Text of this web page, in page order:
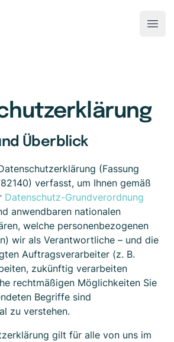
Überblick
(Fassung
verfasst, um Ihnen gemäß
Datenschutz-Grundverordnung
anwendbaren nationalen
welche personenbezogenen
wir als Verantwortliche – und die
Auftragsverarbeiter (z. B.
zukünftig verarbeiten
rechtmäßigen Möglichkeiten Sie
Begriffe sind
zu verstehen.
gilt für alle von uns im